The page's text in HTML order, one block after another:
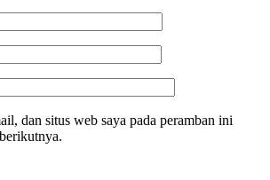
dan situs web saya pada peramban ini